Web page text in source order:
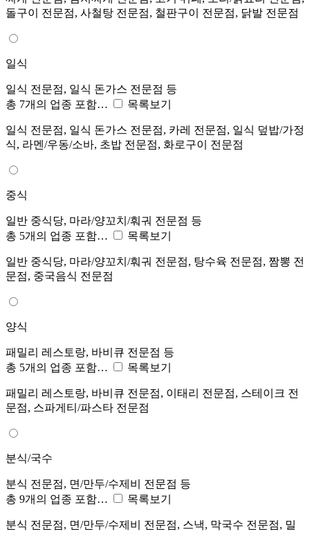
돌구이 전문점, 사철탕 전문점, 철판구이 전문점, 닭발 전문점
일식
일식 전문점, 일식 돈가스 전문점 등
총 7개의 업종 포함…
목록보기
일식 전문점, 일식 돈가스 전문점, 카레 전문점, 일식 덮밥/가정
식, 라멘/우동/소바, 초밥 전문점, 화로구이 전문점
중식
일반 중식당, 마라/양꼬치/훠궈 전문점 등
총 5개의 업종 포함…
목록보기
일반 중식당, 마라/양꼬치/훠궈 전문점, 탕수육 전문점, 짬뽕 전
문점, 중국음식 전문점
양식
패밀리 레스토랑, 바비큐 전문점 등
총 5개의 업종 포함…
목록보기
패밀리 레스토랑, 바비큐 전문점, 이태리 전문점, 스테이크 전
문점, 스파게티/파스타 전문점
분식/국수
분식 전문점, 면/만두/수제비 전문점 등
총 9개의 업종 포함…
목록보기
분식 전문점, 면/만두/수제비 전문점, 스낵, 막국수 전문점, 밀